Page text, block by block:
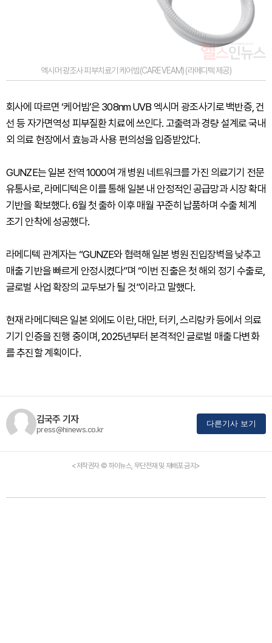
엑시머 광조사 피부치료기 케어빔(CAREVEAM) (라메디텍 제공)
회사에 따르면 ‘케어빔’은 308nm UVB 엑시머 광조사기로 백반증, 건
선 등 자가면역성 피부질환 치료에 쓰인다. 고출력과 경량 설계로 국내
외 의료 현장에서 효능과 사용 편의성을 입증받았다.
GUNZE는 일본 전역 1000여 개 병원 네트워크를 가진 의료기기 전문
유통사로, 라메디텍은 이를 통해 일본 내 안정적인 공급망과 시장 확대
기반을 확보했다. 6월 첫 출하 이후 매월 꾸준히 납품하며 수출 체계
조기 안착에 성공했다.
라메디텍 관계자는 “GUNZE와 협력해 일본 병원 진입장벽을 낮추고
매출 기반을 빠르게 안정시켰다”며 “이번 진출은 첫 해외 정기 수출로,
글로벌 사업 확장의 교두보가 될 것”이라고 말했다.
현재 라메디텍은 일본 외에도 이란, 대만, 터키, 스리랑카 등에서 의료
기기 인증을 진행 중이며, 2025년부터 본격적인 글로벌 매출 다변화
를 추진할 계획이다.
김국주 기자
press@hinews.co.kr
다른기사 보기
<저작권자 © 하이뉴스, 무단전재 및 재배포 금지>